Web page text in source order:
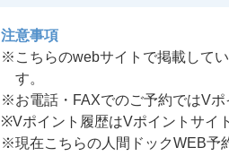
注意事項
※こちらのwebサイトで掲載して
す。
※お電話・FAXでのご予約ではVポ
※Vポイント履歴はVポイントサイ
※現在こちらの人間ドックWEB予